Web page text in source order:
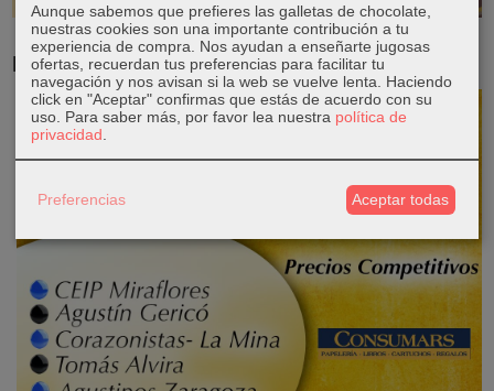
RESERVA TUS LIBROS DE TEXTO
Aunque sabemos que prefieres las galletas de chocolate,
nuestras cookies son una importante contribución a tu
experiencia de compra. Nos ayudan a enseñarte jugosas
ofertas, recuerdan tus preferencias para facilitar tu
navegación y nos avisan si la web se vuelve lenta. Haciendo
click en "Aceptar" confirmas que estás de acuerdo con su
uso. Para saber más, por favor lea nuestra política de
privacidad
Preferencias Aceptar todas